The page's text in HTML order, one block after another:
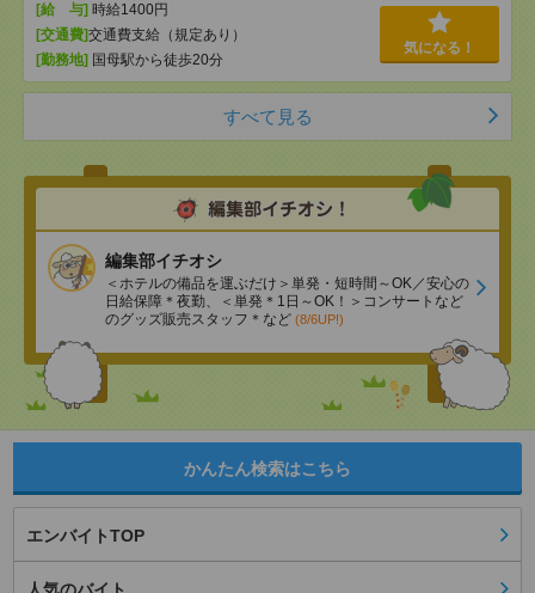
[給 与] 時給1400円
[交通費]交通費支給（規定あり）
[勤務地] 国母駅から徒歩20分
気になる！
すべて見る
編集部イチオシ
＜ホテルの備品を運ぶだけ＞単発・短時間～OK／安心の
日給保障＊夜勤、＜単発＊1日～OK！＞コンサートなど
のグッズ販売スタッフ＊など (8/6UP!)
かんたん検索はこちら
エンバイトTOP